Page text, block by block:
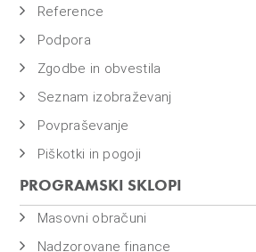
Reference
Podpora
Zgodbe in obvestila
Seznam izobraževanj
Povpraševanje
Piškotki in pogoji
PROGRAMSKI SKLOPI
Masovni obračuni
Nadzorovane finance